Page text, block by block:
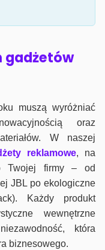
muszą wyróżniać
oraz
W naszej
reklamowe, na
Twojej firmy – od
JBL po ekologiczne
Każdy produkt
wewnętrzne
która
biznesowego.